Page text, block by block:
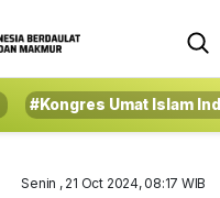
#Kongres Umat Islam
Senin , 21 Oct 2024, 08:17 WIB